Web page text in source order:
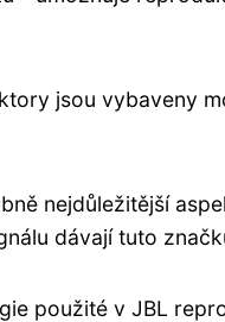
jsou vybaveny
nejdůležitější
dávají tuto
použité v JBL